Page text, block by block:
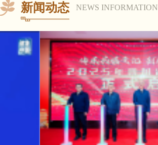
新闻动态 NEWS INFORMATION